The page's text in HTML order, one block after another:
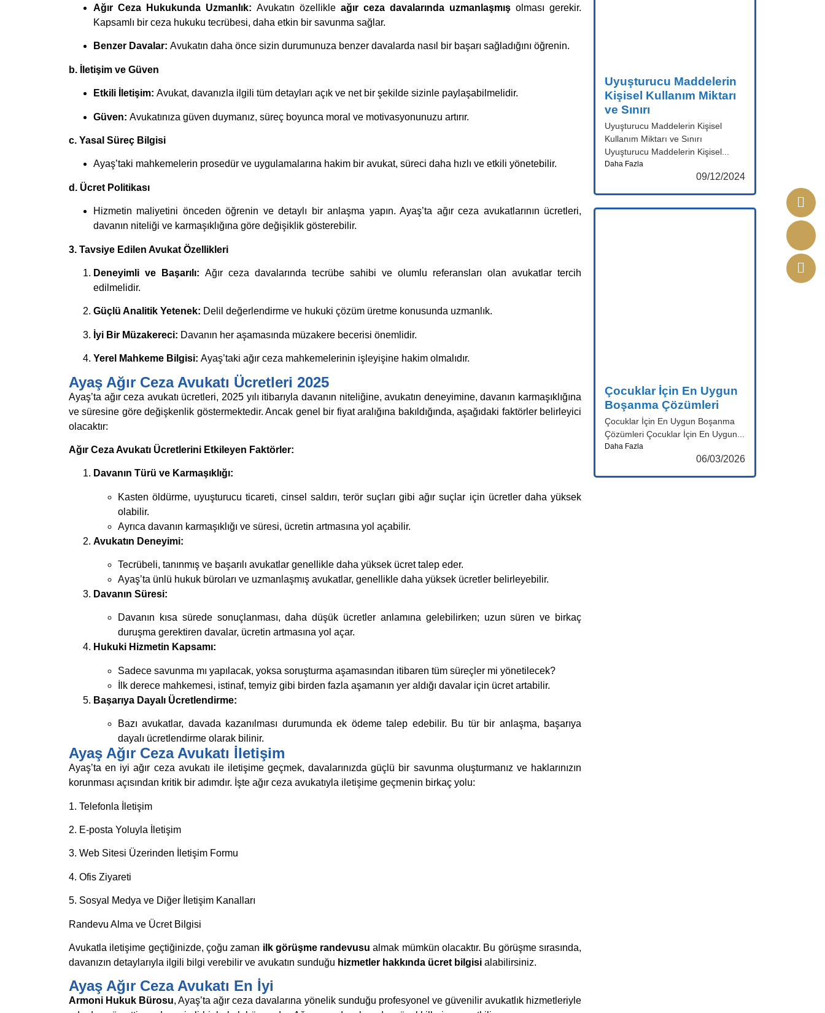
Ağır Ceza Hukukunda Uzmanlık: Avukatın özellikle ağır ceza davalarında uzmanlaşmış olması gerekir.
Kapsamlı bir ceza hukuku tecrübesi, daha etkin bir savunma sağlar.
Benzer Davalar: Avukatın daha önce sizin durumunuza benzer davalarda nasıl bir başarı sağladığını öğrenin.
b. İletişim ve Güven
Etkili İletişim: Avukat, davanızla ilgili tüm detayları açık ve net bir şekilde sizinle paylaşabilmelidir.
Güven: Avukatınıza güven duymanız, süreç boyunca moral ve motivasyonunuzu artırır.
c. Yasal Süreç Bilgisi
Ayaş’taki mahkemelerin prosedür ve uygulamalarına hakim bir avukat, süreci daha hızlı ve etkili yönetebilir.
d. Ücret Politikası
Hizmetin maliyetini önceden öğrenin ve detaylı bir anlaşma yapın. Ayaş’ta ağır ceza avukatlarının ücretleri,
davanın niteliği ve karmaşıklığına göre değişiklik gösterebilir.
3. Tavsiye Edilen Avukat Özellikleri
Deneyimli ve Başarılı: Ağır ceza davalarında tecrübe sahibi ve olumlu referansları olan avukatlar tercih
edilmelidir.
Güçlü Analitik Yetenek: Delil değerlendirme ve hukuki çözüm üretme konusunda uzmanlık.
İyi Bir Müzakereci: Davanın her aşamasında müzakere becerisi önemlidir.
Yerel Mahkeme Bilgisi: Ayaş’taki ağır ceza mahkemelerinin işleyişine hakim olmalıdır.
Ayaş Ağır Ceza Avukatı Ücretleri 2025
Ayaş’ta ağır ceza avukatı ücretleri, 2025 yılı itibarıyla davanın niteliğine, avukatın deneyimine, davanın karmaşıklığına
ve süresine göre değişkenlik göstermektedir. Ancak genel bir fiyat aralığına bakıldığında, aşağıdaki faktörler belirleyici
olacaktır:
Ağır Ceza Avukatı Ücretlerini Etkileyen Faktörler:
Davanın Türü ve Karmaşıklığı:
Kasten öldürme, uyuşturucu ticareti, cinsel saldırı, terör suçları gibi ağır suçlar için ücretler daha yüksek
olabilir.
Ayrıca davanın karmaşıklığı ve süresi, ücretin artmasına yol açabilir.
Avukatın Deneyimi:
Tecrübeli, tanınmış ve başarılı avukatlar genellikle daha yüksek ücret talep eder.
Ayaş’ta ünlü hukuk büroları ve uzmanlaşmış avukatlar, genellikle daha yüksek ücretler belirleyebilir.
Davanın Süresi:
Davanın kısa sürede sonuçlanması, daha düşük ücretler anlamına gelebilirken; uzun süren ve birkaç
duruşma gerektiren davalar, ücretin artmasına yol açar.
Hukuki Hizmetin Kapsamı:
Sadece savunma mı yapılacak, yoksa soruşturma aşamasından itibaren tüm süreçler mi yönetilecek?
İlk derece mahkemesi, istinaf, temyiz gibi birden fazla aşamanın yer aldığı davalar için ücret artabilir.
Başarıya Dayalı Ücretlendirme:
Bazı avukatlar, davada kazanılması durumunda ek ödeme talep edebilir. Bu tür bir anlaşma, başarıya
dayalı ücretlendirme olarak bilinir.
Ayaş Ağır Ceza Avukatı İletişim
Ayaş’ta en iyi ağır ceza avukatı ile iletişime geçmek, davalarınızda güçlü bir savunma oluşturmanız ve haklarınızın
korunması açısından kritik bir adımdır. İşte ağır ceza avukatıyla iletişime geçmenin birkaç yolu:
1. Telefonla İletişim
2. E-posta Yoluyla İletişim
3. Web Sitesi Üzerinden İletişim Formu
4. Ofis Ziyareti
5. Sosyal Medya ve Diğer İletişim Kanalları
Randevu Alma ve Ücret Bilgisi
Avukatla iletişime geçtiğinizde, çoğu zaman ilk görüşme randevusu almak mümkün olacaktır. Bu görüşme sırasında,
davanızın detaylarıyla ilgili bilgi verebilir ve avukatın sunduğu hizmetler hakkında ücret bilgisi alabilirsiniz.
Ayaş Ağır Ceza Avukatı En İyi
Armoni Hukuk Bürosu, Ayaş’ta ağır ceza davalarına yönelik sunduğu profesyonel ve güvenilir avukatlık hizmetleriyle
Uyuşturucu Maddelerin
Kişisel Kullanım Miktarı
ve Sınırı
Uyuşturucu Maddelerin Kişisel
Kullanım Miktarı ve Sınırı
Uyuşturucu Maddelerin Kişisel...
Daha Fazla
09/12/2024
Çocuklar İçin En Uygun
Boşanma Çözümleri
Çocuklar İçin En Uygun Boşanma
Çözümleri Çocuklar İçin En Uygun...
Daha Fazla
06/03/2026